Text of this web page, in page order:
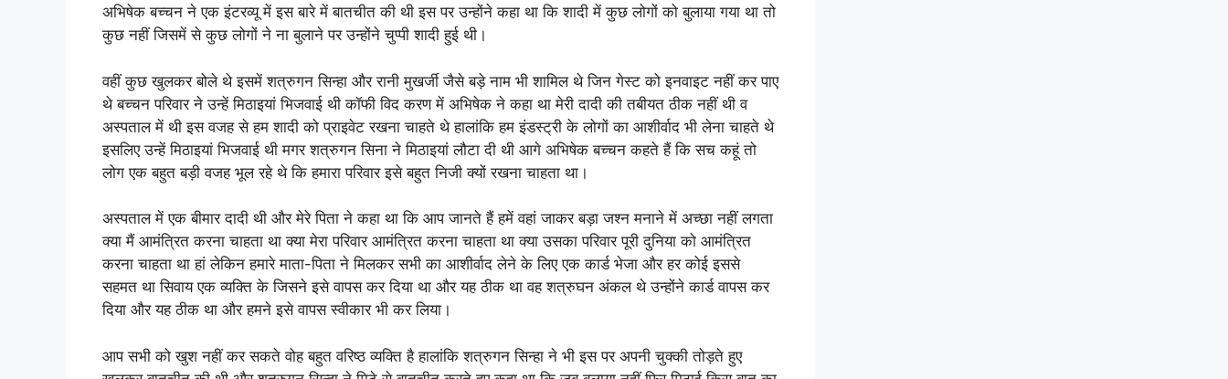
अभिषेक बच्चन ने एक इंटरव्यू में इस बारे में बातचीत की थी इस पर उन्होंने कहा था कि शादी में कुछ लोगों को बुलाया गया था तो
कुछ नहीं जिसमें से कुछ लोगों ने ना बुलाने पर उन्होंने चुप्पी शादी हुई थी।
वहीं कुछ खुलकर बोले थे इसमें शत्रुगन सिन्हा और रानी मुखर्जी जैसे बड़े नाम भी शामिल थे जिन गेस्ट को इनवाइट नहीं कर पाए
थे बच्चन परिवार ने उन्हें मिठाइयां भिजवाई थी कॉफी विद करण में अभिषेक ने कहा था मेरी दादी की तबीयत ठीक नहीं थी व
अस्पताल में थी इस वजह से हम शादी को प्राइवेट रखना चाहते थे हालांकि हम इंडस्ट्री के लोगों का आशीर्वाद भी लेना चाहते थे
इसलिए उन्हें मिठाइयां भिजवाई थी मगर शत्रुगन सिना ने मिठाइयां लौटा दी थी आगे अभिषेक बच्चन कहते हैं कि सच कहूं तो
लोग एक बहुत बड़ी वजह भूल रहे थे कि हमारा परिवार इसे बहुत निजी क्यों रखना चाहता था।
अस्पताल में एक बीमार दादी थी और मेरे पिता ने कहा था कि आप जानते हैं हमें वहां जाकर बड़ा जश्न मनाने में अच्छा नहीं लगता
क्या मैं आमंत्रित करना चाहता था क्या मेरा परिवार आमंत्रित करना चाहता था क्या उसका परिवार पूरी दुनिया को आमंत्रित
करना चाहता था हां लेकिन हमारे माता-पिता ने मिलकर सभी का आशीर्वाद लेने के लिए एक कार्ड भेजा और हर कोई इससे
सहमत था सिवाय एक व्यक्ति के जिसने इसे वापस कर दिया था और यह ठीक था वह शत्रुघन अंकल थे उन्होंने कार्ड वापस कर
दिया और यह ठीक था और हमने इसे वापस स्वीकार भी कर लिया।
आप सभी को खुश नहीं कर सकते वोह बहुत वरिष्ठ व्यक्ति है हालांकि शत्रुगन सिन्हा ने भी इस पर अपनी चुक्की तोड़ते हुए